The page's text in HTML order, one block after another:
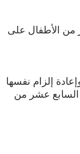
من الأطفال على
إلزام نفسها
السابع عشر من